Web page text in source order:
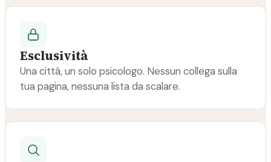
Esclusività
Una città, un solo psicologo. Nessun collega sulla
tua pagina, nessuna lista da scalare.